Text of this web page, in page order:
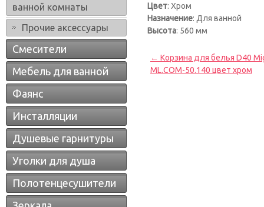
ванной комнаты
Прочие аксессуары
Смесители
Мебель для ванной
Фаянс
Инсталляции
Душевые гарнитуры
Уголки для душа
Полотенцесушители
Цвет: Хром
Назначение: Для ванной
Высота: 560 мм
← Корзина для белья D40
ML.COM-50.140 цвет хром